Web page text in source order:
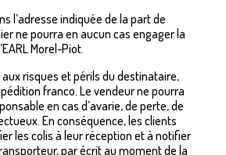
l’adresse indiquée de la part de
ne pourra en aucun cas engager la
Morel-Piot.
risques et périls du destinataire,
franco. Le vendeur ne pourra
en cas d’avarie, de perte, de
En conséquence, les clients
les colis à leur réception et à notifier
par écrit au moment de la